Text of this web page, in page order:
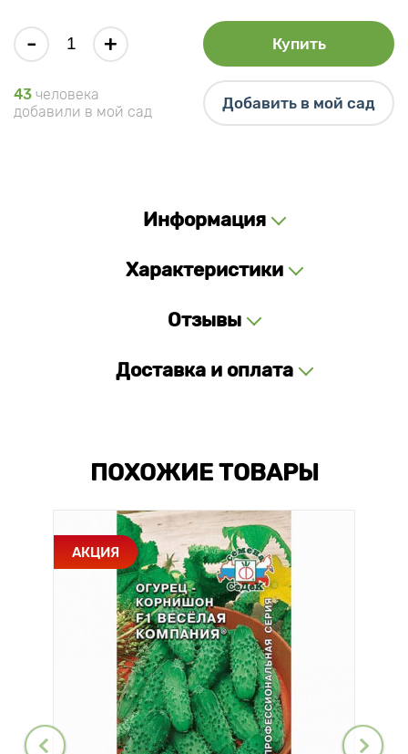
- + Купить
43 человека
добавили в мой сад
Добавить в мой сад
Информация
Характеристики
Отзывы
Доставка и оплата
ПОХОЖИЕ ТОВАРЫ
АКЦИЯ